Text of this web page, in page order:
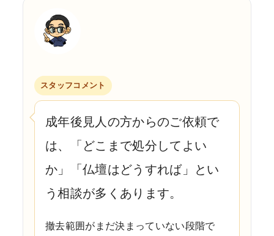
スタッフコメント
成年後見人の方からのご依頼で
は、「どこまで処分してよい
か」「仏壇はどうすれば」とい
う相談が多くあります。
撤去範囲がまだ決まっていない段階で